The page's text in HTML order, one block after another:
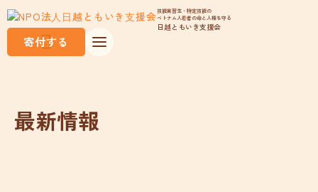
技能実習生・特定技能の
ベトナム人若者の命と人権を守る
日越ともいき支援会
寄付する
最新情報